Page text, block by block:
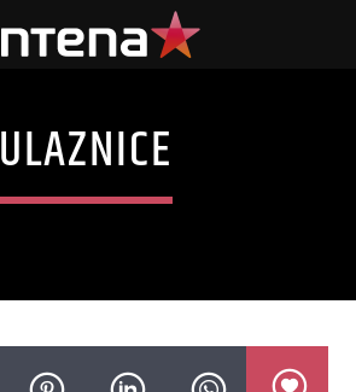
ULAZNICE